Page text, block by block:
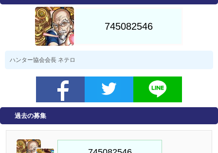
ハンター協会会長 ネテロ
過去の募集